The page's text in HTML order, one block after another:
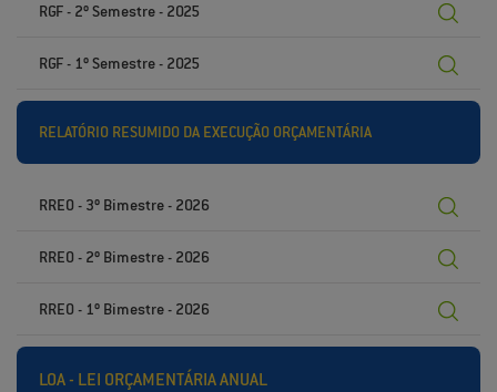
RGF - 2º Semestre - 2025
RGF - 1º Semestre - 2025
RELATÓRIO RESUMIDO DA EXECUÇÃO ORÇAMENTÁRIA
RREO - 3º Bimestre - 2026
RREO - 2º Bimestre - 2026
RREO - 1º Bimestre - 2026
LOA - LEI ORÇAMENTÁRIA ANUAL